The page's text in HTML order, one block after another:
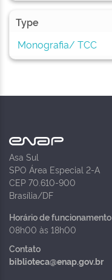
Type
Monografia/ TCC
Asa Sul
SPO Área Especial 2-A
CEP 70.610-900
Brasília/DF
Horário de funcionamento
08h00 às 18h00
Contato
biblioteca@enap.gov.br